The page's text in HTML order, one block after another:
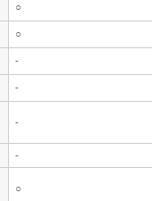
○
○
-
-
-
-
○